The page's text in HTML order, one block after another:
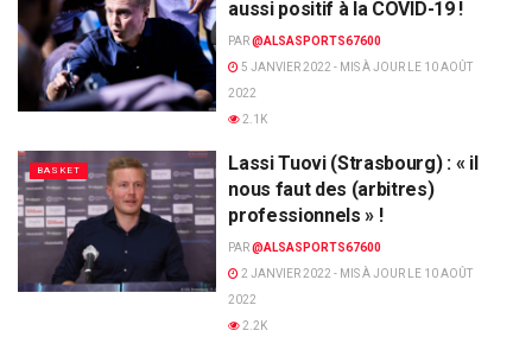
aussi positif à la COVID-19 !
PAR@ALSASPORTS67600
5 JANVIER 2022 - MIS À JOUR LE 10 AOÛT
2022
2.1K
BASKET
Lassi Tuovi (Strasbourg) : « il
nous faut des (arbitres)
professionnels » !
PAR@ALSASPORTS67600
2 JANVIER 2022 - MIS À JOUR LE 10 AOÛT
2022
2.2K